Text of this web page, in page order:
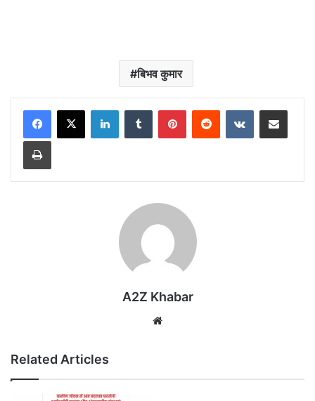
बिभव कुमार
LinkedInTumblr PinterestReddit VKontakteShare via Email
Print
A2Z Khabar
Related Articles